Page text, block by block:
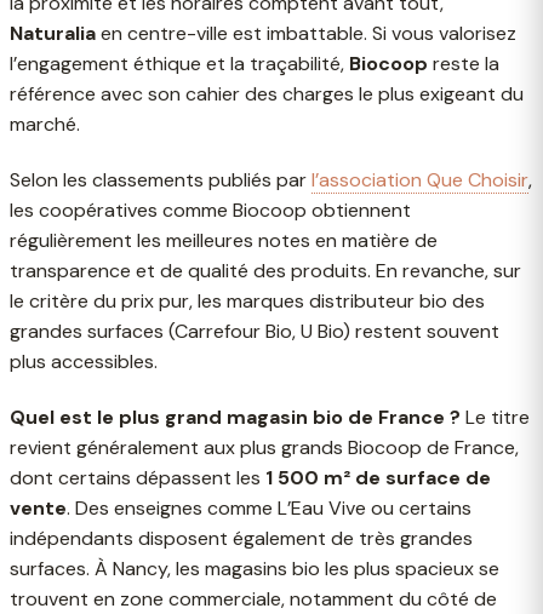
Naturaliaen centre-ville est imbattable. Si vous valorisez
l’engagement éthique et la traçabilité, Biocoop reste la
référence avec son cahier des charges le plus exigeant du
marché.
Selon les classements publiés parl’association Que Choisir,
les coopératives comme Biocoop obtiennent
régulièrement les meilleures notes en matière de
transparence et de qualité des produits. En revanche, sur
le critère du prix pur, les marques distributeur bio des
grandes surfaces (Carrefour Bio, U Bio) restent souvent
plus accessibles.
Quel est le plus grand magasin bio de France ? Le titre
revient généralement aux plus grands Biocoop de France,
dont certains dépassent les 1 500 m² de surface de
vente. Des enseignes comme L’Eau Vive ou certains
indépendants disposent également de très grandes
surfaces. À Nancy, les magasins bio les plus spacieux se
trouvent en zone commerciale, notamment du côté de